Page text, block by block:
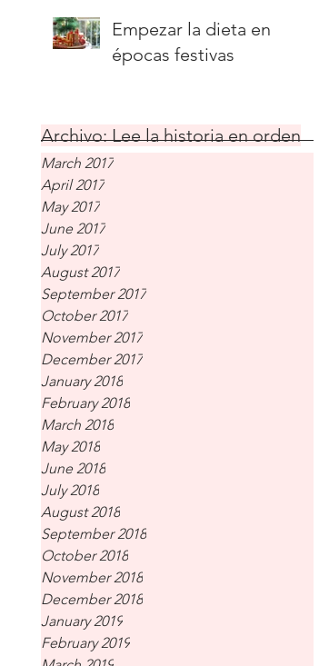
Empezar la dieta en
épocas festivas
Archivo: Lee la historia en orden
March 2017
April 2017
May 2017
June 2017
July 2017
August 2017
September 2017
October 2017
November 2017
December 2017
January 2018
February 2018
March 2018
May 2018
June 2018
July 2018
August 2018
September 2018
October 2018
November 2018
December 2018
January 2019
February 2019